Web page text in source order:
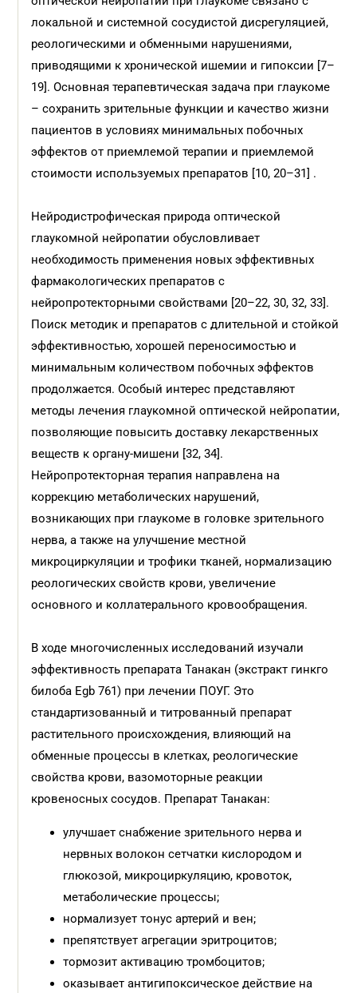
локальной и системной сосудистой дисрегуляцией,
реологическими и обменными нарушениями,
приводящими к хронической ишемии и гипоксии [7–
19]. Основная терапевтическая задача при глаукоме
– сохранить зрительные функции и качество жизни
пациентов в условиях минимальных побочных
эффектов от приемлемой терапии и приемлемой
стоимости используемых препаратов [10, 20–31] .
Нейродистрофическая природа оптической
глаукомной нейропатии обусловливает
необходимость применения новых эффективных
фармакологических препаратов с
нейропротекторными свойствами [20–22, 30, 32, 33].
Поиск методик и препаратов с длительной и стойкой
эффективностью, хорошей переносимостью и
минимальным количеством побочных эффектов
продолжается. Особый интерес представляют
методы лечения глаукомной оптической нейропатии,
позволяющие повысить доставку лекарственных
веществ к органу-мишени [32, 34].
Нейропротекторная терапия направлена на
коррекцию метаболических нарушений,
возникающих при глаукоме в головке зрительного
нерва, а также на улучшение местной
микроциркуляции и трофики тканей, нормализацию
реологических свойств крови, увеличение
основного и коллатерального кровообращения.
В ходе многочисленных исследований изучали
эффективность препарата Танакан (экстракт гинкго
билоба Egb 761) при лечении ПОУГ. Это
стандартизованный и титрованный препарат
растительного происхождения, влияющий на
обменные процессы в клетках, реологические
свойства крови, вазомоторные реакции
кровеносных сосудов. Препарат Танакан:
улучшает снабжение зрительного нерва и
нервных волокон сетчатки кислородом и
глюкозой, микроциркуляцию, кровоток,
метаболические процессы;
нормализует тонус артерий и вен;
препятствует агрегации эритроцитов;
тормозит активацию тромбоцитов;
оказывает антигипоксическое действие на